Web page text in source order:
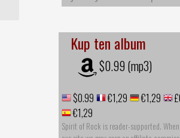
Kup ten album
$0.99 (mp3)
$0.99 €1,29 €1,29
€1,29
Spirit of Rock is reader-supported.